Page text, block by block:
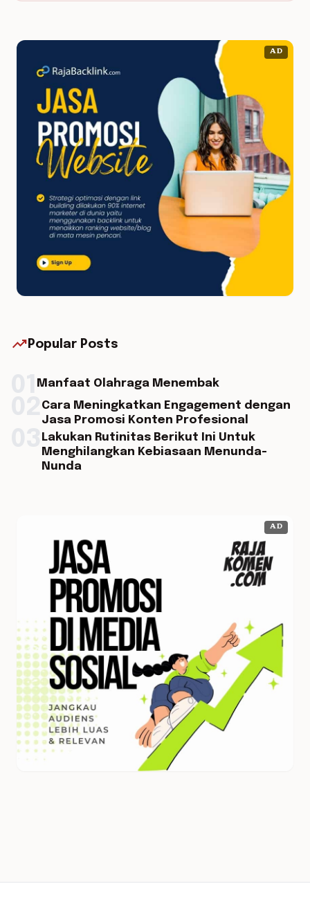
AD
trending_up Popular Posts
Manfaat Olahraga Menembak
Cara Meningkatkan Engagement dengan
Jasa Promosi Konten Profesional
Lakukan Rutinitas Berikut Ini Untuk
Menghilangkan Kebiasaan Menunda-
Nunda
AD